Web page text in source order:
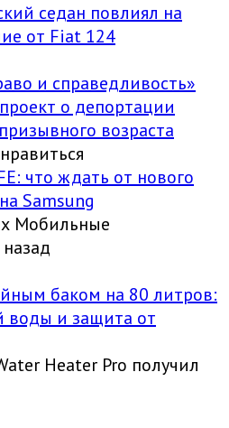
седан повлиял на
от Fiat 124
и справедливость»
о депортации
возраста
что ждать от нового
Samsung
Мобильные
баком на 80 литров:
воды и защита от
Heater Pro получил